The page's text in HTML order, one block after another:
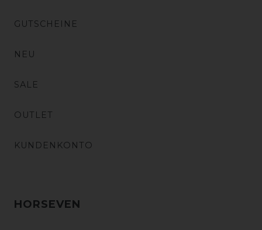
GUTSCHEINE
NEU
SALE
OUTLET
KUNDENKONTO
HORSEVEN